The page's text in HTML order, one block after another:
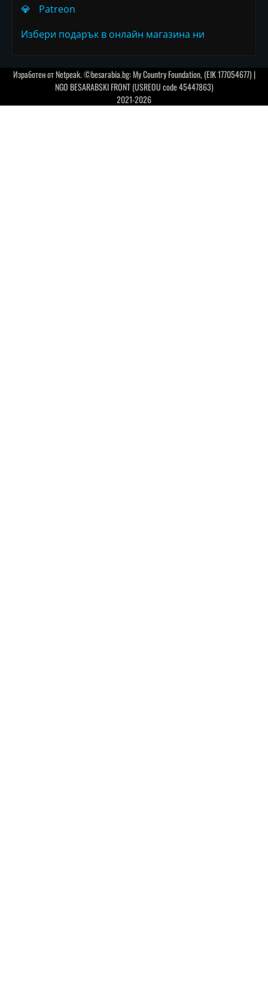
💎
Patreon
Избери подарък в онлайн магазина ни
Изработен отNetpeak. ©besarabia.bg: My Country Foundation, (EIK 177054677) |
NGO BESARABSKI FRONT (USREOU code 45447863)
2021-2026